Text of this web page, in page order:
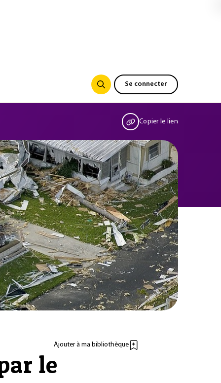
Se connecter
Copier le lien
Ajouter à ma bibliothèque
le